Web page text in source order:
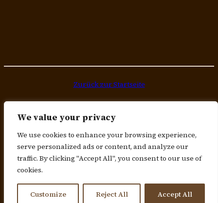
We value your privacy
We use cookies to enhance your browsing experience,
serve personalized ads or content, and analyze our
traffic. By clicking "Accept All", you consent to our use of
cookies.
Customize Reject All Accept All
Zurück zur Startseite
© Landhaus Engel • Karlstrasse 4 • 72351
Geislingen-Erlaheim • Telefon +49 (0)7428 / 9419528
• Telefax +49 (0) 7428 / 9419527
Öffnungszeiten: Mo+Di ab 17 Uhr | Mi-Fr ab 11.30
Uhr | Sa ab 16 Uhr | Sonn-& Feiertag ab 11.30Uhr
DatenschutzerklärungImpressumFacebook Landhaus Engel
Instagram Landhaus Engel